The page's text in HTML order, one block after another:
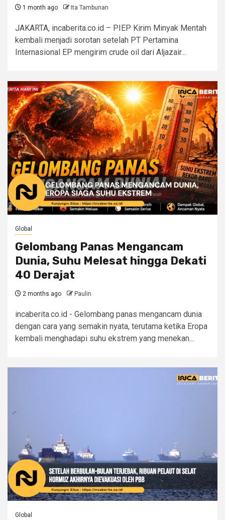
1 month ago Ita Tambunan
JAKARTA, incaberita.co.id – PIEP Kirim Minyak Mentah
kembali menjadi sorotan setelah PT Pertamina
Internasional EP mengirim crude oil dari Aljazair...
Global
Gelombang Panas Mengancam
Dunia, Suhu Melesat hingga Dekati
40 Derajat
2 months ago Paulin
incaberita.co.id - Gelombang panas mengancam dunia
dengan cara yang semakin nyata, terutama ketika Eropa
kembali menghadapi suhu ekstrem yang menekan...
Global